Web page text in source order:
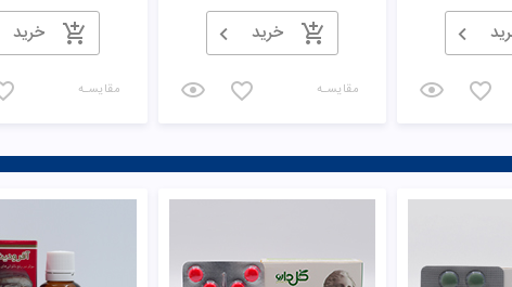
خرید
مقایسـه
خرید
مقایسـه